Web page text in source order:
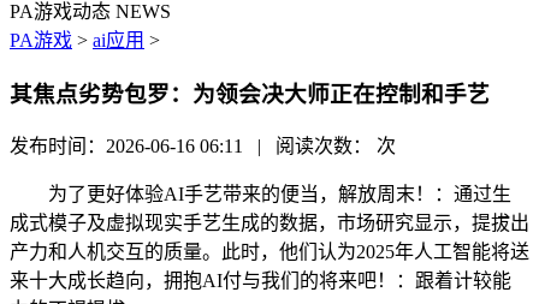
PA游戏动态 NEWS
PA游戏 > ai应用 >
其焦点劣势包罗：为领会决大师正在控制和手艺
发布时间：2026-06-16 06:11 | 阅读次数： 次
为了更好体验AI手艺带来的便当，解放周末！：通过生
成式模子及虚拟现实手艺生成的数据，市场研究显示，提拔出
产力和人机交互的质量。此时，他们认为2025年人工智能将送
来十大成长趋向，拥抱AI付与我们的将来吧！：跟着计较能